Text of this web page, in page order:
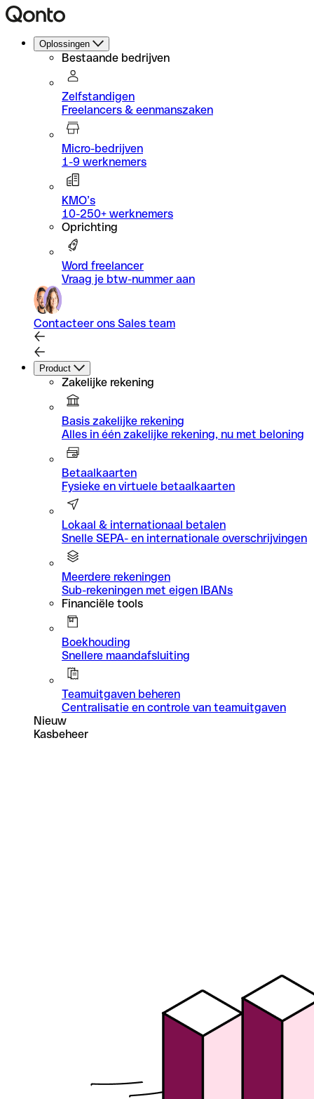
Oplossingen
Bestaande bedrijven
Zelfstandigen
Freelancers & eenmanszaken
Micro-bedrijven
1-9 werknemers
KMO’s
10-250+ werknemers
Oprichting
Word freelancer
Vraag je btw-nummer aan
Contacteer ons Sales team
Product
Zakelijke rekening
Basis zakelijke rekening
Alles in één zakelijke rekening, nu met beloning
Betaalkaarten
Fysieke en virtuele betaalkaarten
Lokaal & internationaal betalen
Snelle SEPA- en internationale overschrijvingen
Meerdere rekeningen
Sub-rekeningen met eigen IBANs
Financiële tools
Boekhouding
Snellere maandafsluiting
Teamuitgaven beheren
Centralisatie en controle van teamuitgaven
Nieuw
Kasbeheer